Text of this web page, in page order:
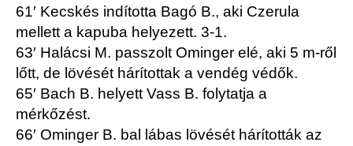
61′ Kecskés indította Bagó B., aki Czerula
mellett a kapuba helyezett. 3-1.
63′ Halácsi M. passzolt Ominger elé, aki 5 m-ről
lőtt, de lövését hárítottak a vendég védők.
65′ Bach B. helyett Vass B. folytatja a
mérkőzést.
66′ Ominger B. bal lábas lövését hárították az